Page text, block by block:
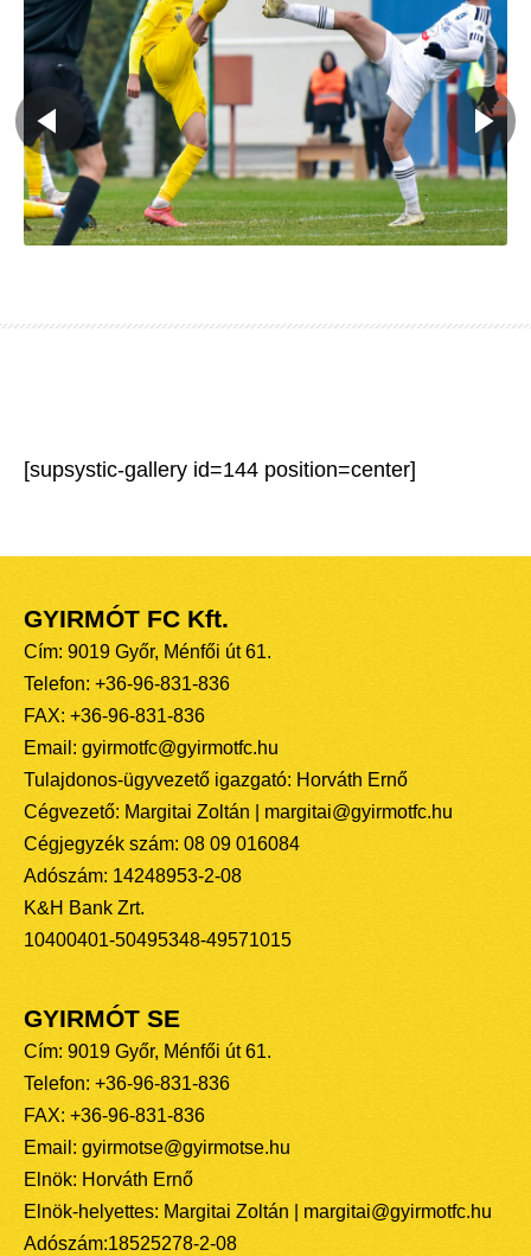
[supsystic-gallery id=144 position=center]
GYIRMÓT FC Kft.
Cím: 9019 Győr, Ménfői út 61.
Telefon: +36-96-831-836
FAX: +36-96-831-836
Email: gyirmotfc@gyirmotfc.hu
Tulajdonos-ügyvezető igazgató: Horváth Ernő
Cégvezető: Margitai Zoltán | margitai@gyirmotfc.hu
Cégjegyzék szám: 08 09 016084
Adószám: 14248953-2-08
K&H Bank Zrt.
10400401-50495348-49571015
GYIRMÓT SE
Cím: 9019 Győr, Ménfői út 61.
Telefon: +36-96-831-836
FAX: +36-96-831-836
Email: gyirmotse@gyirmotse.hu
Elnök: Horváth Ernő
Elnök-helyettes: Margitai Zoltán | margitai@gyirmotfc.hu
Adószám:18525278-2-08